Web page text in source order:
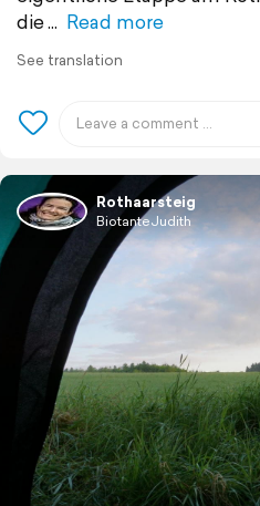
die
Read more
See translation
Rothaarsteig
BiotanteJudith